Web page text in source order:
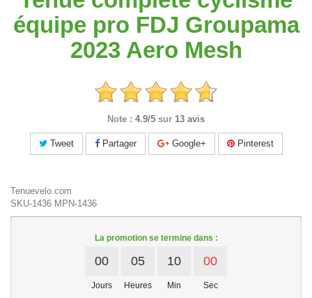
équipe pro FDJ Groupama
2023 Aero Mesh
Note : 4.9/5 sur 13 avis
Tweet Partager Google+ Pinterest
Tenuevelo.com
SKU-1436 MPN-1436
La promotion se termine dans :
00
Jours
05
Heures
10
Min
00
Sec